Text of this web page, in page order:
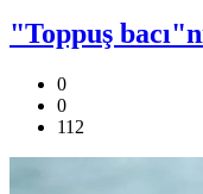
"Toppuş
0
0
112